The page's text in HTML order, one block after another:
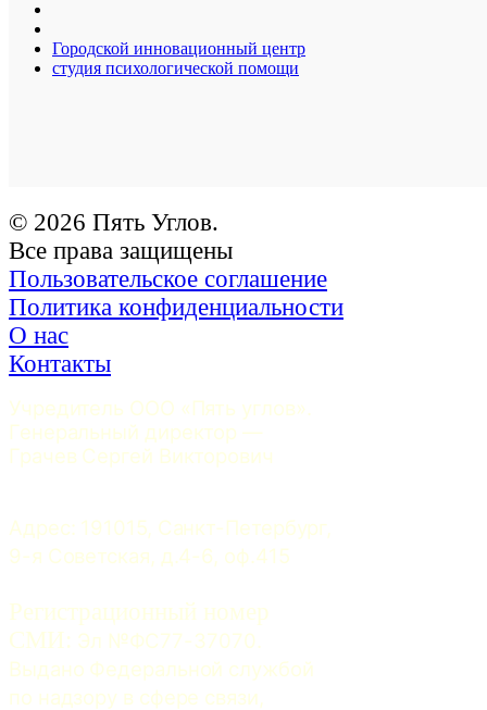
Городской инновационный центр
студия психологической помощи
© 2026 Пять Углов.
Все права защищены
Пользовательское соглашение
Политика конфиденциальности
О нас
Контакты
Учредитель ООО «Пять углов».
Генеральный директор —
Грачев Сергей Викторович
Адрес: 191015, Санкт-Петербург,
9-я Советская, д.4-6, оф.415
Регистрационный номер
СМИ: Эл №ФС77-37070.
Выдано Федеральной службой
по надзору в сфере связи,